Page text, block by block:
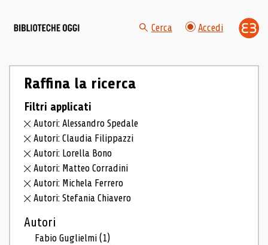
Cerca Accedi
Raffina la ricerca
Filtri applicati
Autori: Alessandro Spedale
Autori: Claudia Filippazzi
Autori: Lorella Bono
Autori: Matteo Corradini
Autori: Michela Ferrero
Autori: Stefania Chiavero
Autori
Fabio Guglielmi(1)